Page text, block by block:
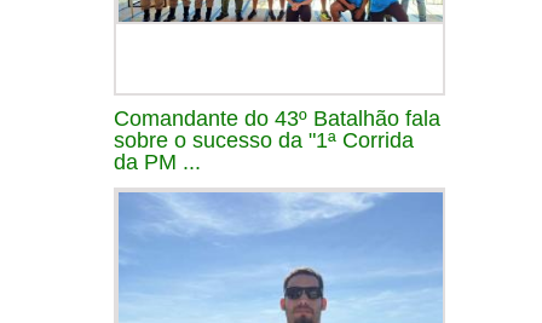
Comandante do 43º Batalhão fala
sobre o sucesso da "1ª Corrida
da PM ...